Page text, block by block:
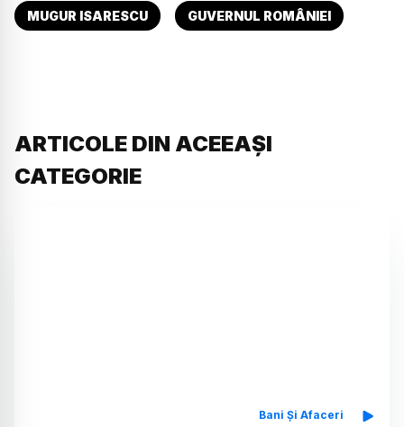
MUGUR ISARESCU GUVERNUL ROMÂNIEI
ARTICOLE DIN ACEEAȘI
CATEGORIE
Bani Și Afaceri